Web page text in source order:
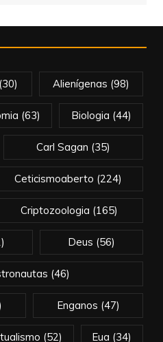
(30) Alienígenas (98)
(63) Biologia (44)
Carl Sagan (35)
Ceticismoaberto (224)
Criptozoologia (165)
Deus (56)
(46)
Enganos (47)
(52) Eua (34)